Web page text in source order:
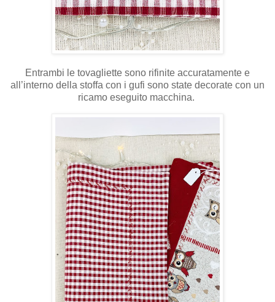
Entrambi le tovagliette sono rifinite accuratamente e
all’interno della stoffa con i gufi sono state decorate con un
ricamo eseguito macchina.